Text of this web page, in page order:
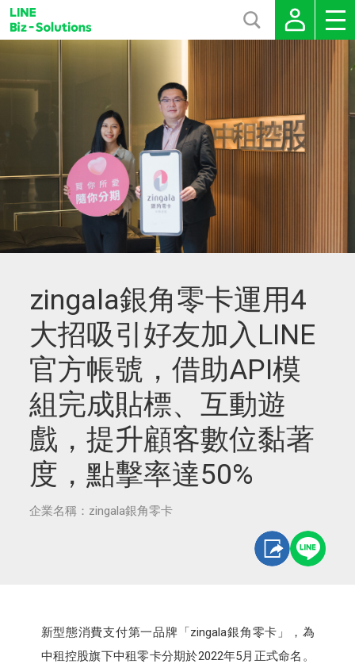
zingala銀角零卡運用4
大招吸引好友加入LINE
官方帳號，借助API模
組完成貼標、互動遊
戲，提升顧客數位黏著
度，點擊率達50%
企業名稱：zingala銀角零卡
新型態消費支付第一品牌「zingala銀角零卡」，為
中租控股旗下中租零卡分期於2022年5月正式命名。